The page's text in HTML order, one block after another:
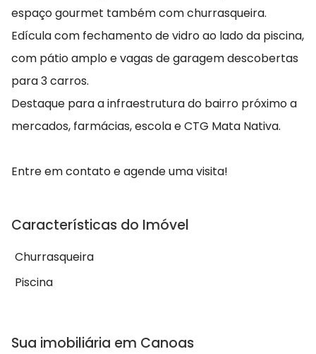
espaço gourmet também com churrasqueira.
Edícula com fechamento de vidro ao lado da piscina,
com pátio amplo e vagas de garagem descobertas
para 3 carros.
Destaque para a infraestrutura do bairro próximo a
mercados, farmácias, escola e CTG Mata Nativa.
Entre em contato e agende uma visita!
Características do Imóvel
Churrasqueira
Piscina
Sua imobiliária em Canoas